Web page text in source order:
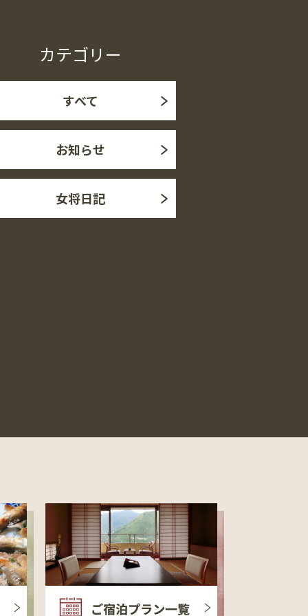
カテゴリー
すべて
お知らせ
女将日記